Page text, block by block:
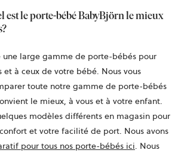
est le porte-bébé BabyBjörn le mieux
une large gamme de porte-bébés pour
et à ceux de votre bébé. Nous vous
toute notre gamme de porte-bébés
le mieux, à vous et à votre enfant.
modèles différents en magasin pour
et votre facilité de port. Nous avons
pour tous nos porte-bébés ici. Nous